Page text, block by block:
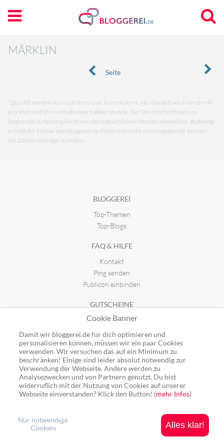
MÄRKLIN
Seite
* gezählt werden nur reale Besucher, keine Robots, etc. Gezählt wird nur ein Hit
pro Visit und IP innerhalb einer halben Stunde. Der Durchschnitt kann zu
Beginn der Erfassung leicht von den tatsächlichen Werten abweichen. Achtung:
erfolgt der Einbau des bloggerei.de-Publicons nicht ordnungsgemäß, können
die Zahlen niedriger ausfallen.
BLOGGEREI
Top-Themen
Top-Blogs
FAQ & HILFE
Kontakt
Ping senden
Publicon einbinden
GUTSCHEINE
Top-Gutscheine
Alle Shops
Ping: http://rpc.bloggerei.de/ping/ (*nur für angemeldete Blogs)
Blogverzeichnis Bloggerei.de © 2006 - 2026
Cookie Banner
Damit wir bloggerei.de für dich optimieren und
personalisieren können, müssen wir ein paar Cookies
verwenden. Wir versuchen das auf ein Minimum zu
beschränken! Einige sind leider absolut notwendig zur
Verwendung der Webseite. Andere werden zu
Analysezwecken und von Partnern genutzt. Du bist
widerruflich mit der Nutzung von Cookies auf unserer
Webseite einverstanden? Klick den Button! (mehr Infos)
Alles klar!
Nur notwendige
Cookies